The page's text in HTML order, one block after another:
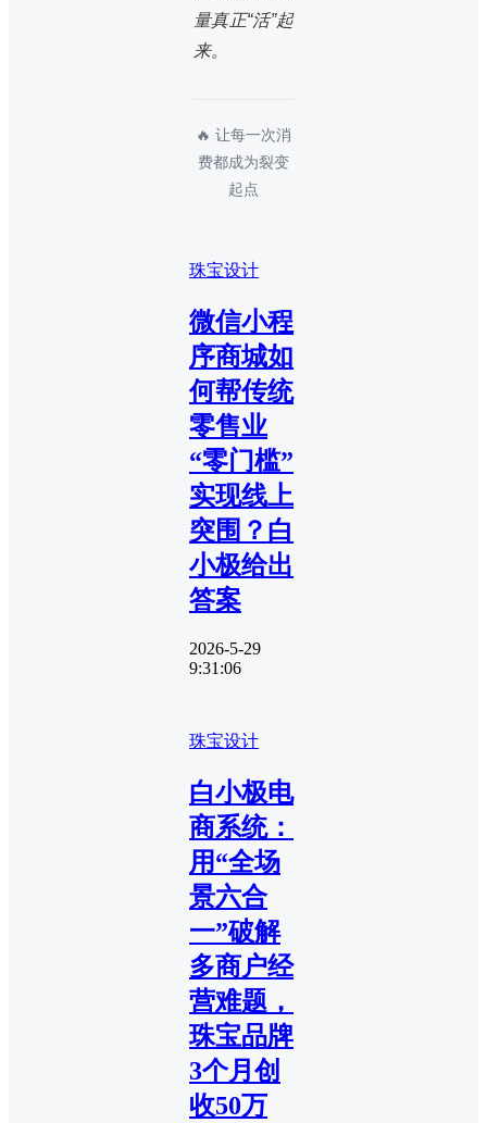
量真正“活”起
来。
🔥 让每一次消
费都成为裂变
起点
珠宝设计
微信小程
序商城如
何帮传统
零售业
“零门槛”
实现线上
突围？白
小极给出
答案
2026-5-29
9:31:06
珠宝设计
白小极电
商系统：
用“全场
景六合
一”破解
多商户经
营难题，
珠宝品牌
3个月创
收50万